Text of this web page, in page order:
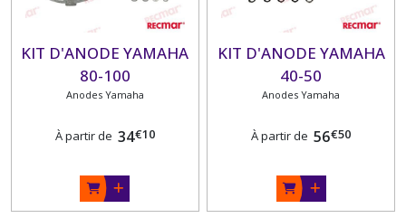
KIT D'ANODE YAMAHA
80-100
Anodes Yamaha
À partir de 34€10
KIT D'ANODE YAMAHA
40-50
Anodes Yamaha
À partir de 56€50